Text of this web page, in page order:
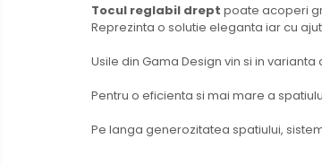
Tocul reglabil drept poate acoperi
Reprezinta o solutie eleganta iar cu
Usile din Gama Design vin si in
Pentru o eficienta si mai mare a
Pe langa generozitatea spatiului,